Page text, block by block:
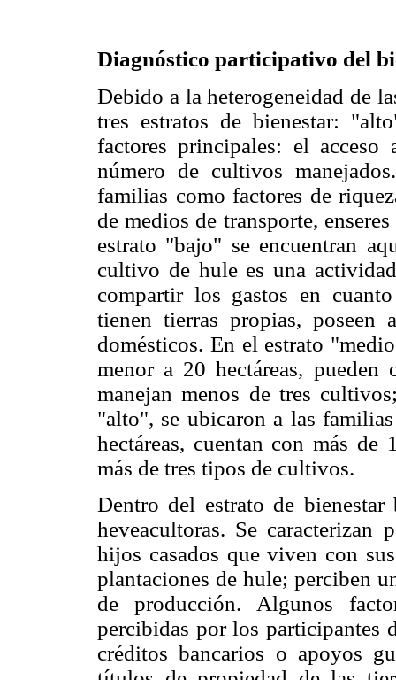
Diagnóstico participativo del
Debido a la heterogeneidad de
tres estratos de bienestar:
factores principales: el
número de cultivos
familias como factores de
de medios de transporte,
estrato "bajo" se encuentran
cultivo de hule es una
compartir los gastos en
tienen tierras propias, poseen
domésticos. En el estrato
menor a 20 hectáreas,
manejan menos de tres
"alto", se ubicaron a las
hectáreas, cuentan con más de
más de tres tipos de cultivos.
Dentro del estrato de
heveacultoras. Se caracterizan
hijos casados que viven con
plantaciones de hule; perciben
de producción. Algunos
percibidas por los participantes
créditos bancarios o apoyos